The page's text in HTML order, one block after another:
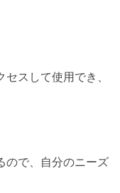
スして使用でき、
ので、自分のニーズ